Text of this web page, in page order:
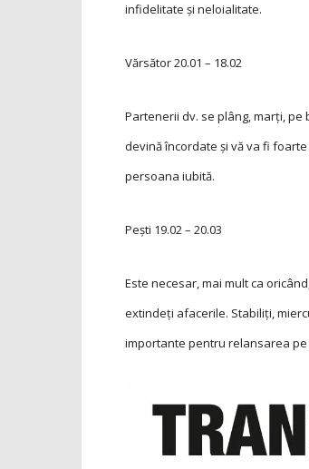
infidelitate şi neloialitate.
Vărsător20.01 – 18.02
Partenerii dv. se plâng, marţi,
devină încordate şi vă va fi
persoana iubită.
Pești 19.02 – 20.03
Este necesar, mai mult ca
extindeţi afacerile. Stabiliţi,
importante pentru relansarea